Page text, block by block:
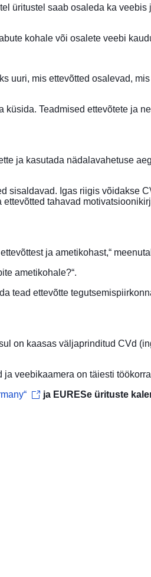
üritustel saab osaleda ka veebis
kohale või osalete veebi
uuri, mis ettevõtted osalevad,
Teadmised ettevõtete ja
ja kasutada nädalavahetuse
sisaldavad. Igas riigis võidakse
tahavad
ja ametikohast,“
ametikohale?“.
tead ettevõtte
on kaasas väljaprinditud CVd
veebikaamera on täiesti
ja EURESe ürituste